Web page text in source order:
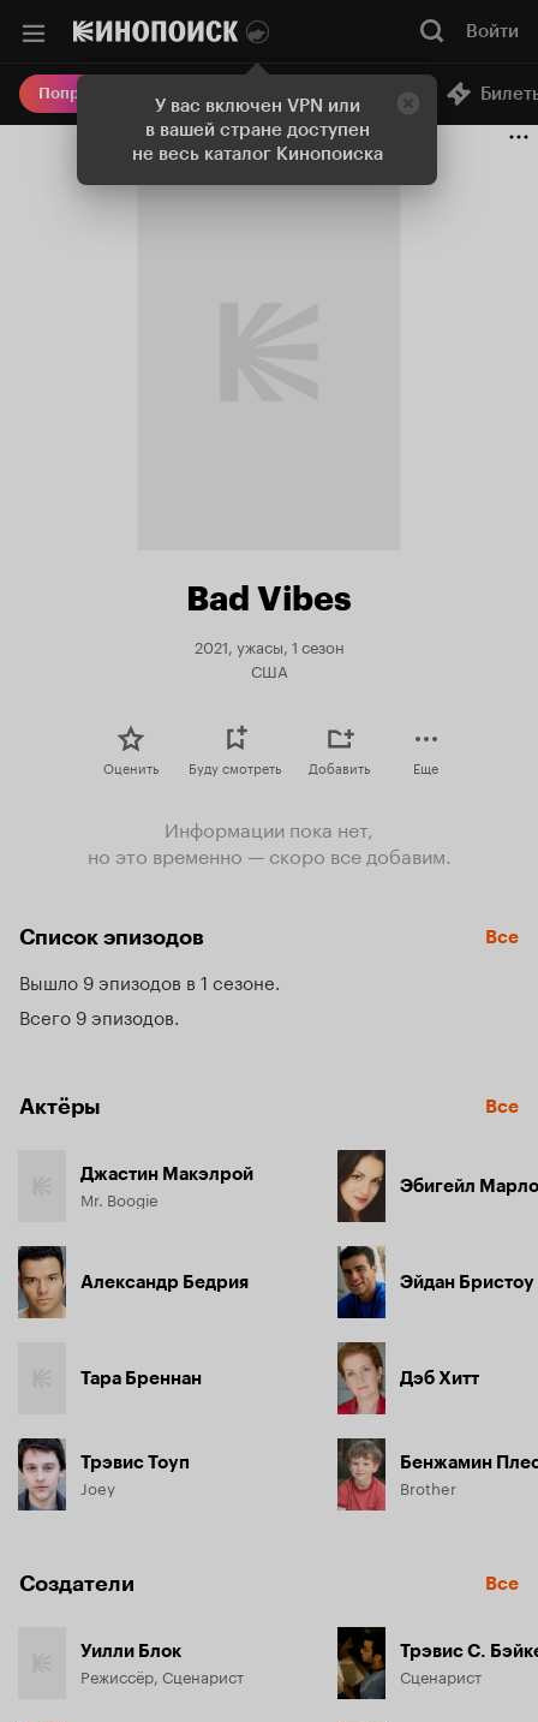
У вас включен VPN или
в вашей стране доступен
не весь каталог Кинопоиска
Войти
Попробовать Плюс Онлайн-кинотеатр
Bad Vibes
2021, ужасы, 1 сезон
США
Оценить Буду смотреть Добавить Еще
Информации пока нет,
но это временно — скоро все добавим.
Список эпизодов Все
Вышло 9 эпизодов в 1 сезоне
Всего 9 эпизодов
Актёры Все
Джастин Макэлрой
Mr. Boogie
Александр Бедрия
Тара Бреннан
Трэвис Тоуп
Joey
Эбигейл
Эйдан Бристоу
Дэб Хитт
Бенжамин
Brother
Создатели Все
Уилли Блок
Режиссёр, Сценарист
Трэвис С.
Сценарист